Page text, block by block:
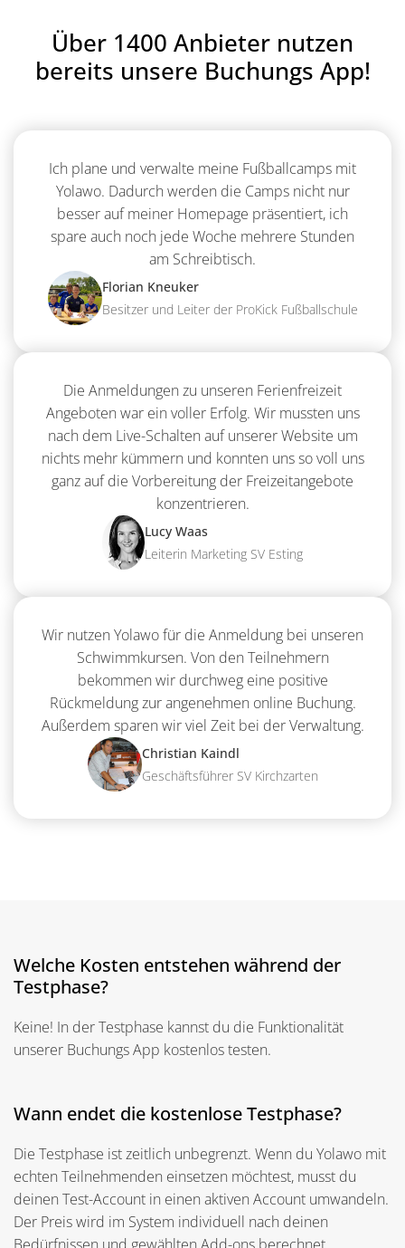
Über 1400 Anbieter nutzen
bereits unsere Buchungs App!
Ich plane und verwalte meine Fußballcamps mit
Yolawo. Dadurch werden die Camps nicht nur
besser auf meiner Homepage präsentiert, ich
spare auch noch jede Woche mehrere Stunden
am Schreibtisch.
Florian Kneuker
Besitzer und Leiter der ProKick Fußballschule
Die Anmeldungen zu unseren Ferienfreizeit
Angeboten war ein voller Erfolg. Wir mussten uns
nach dem Live-Schalten auf unserer Website um
nichts mehr kümmern und konnten uns so voll uns
ganz auf die Vorbereitung der Freizeitangebote
konzentrieren.
Lucy Waas
Leiterin Marketing SV Esting
Wir nutzen Yolawo für die Anmeldung bei unseren
Schwimmkursen. Von den Teilnehmern
bekommen wir durchweg eine positive
Rückmeldung zur angenehmen online Buchung.
Außerdem sparen wir viel Zeit bei der Verwaltung.
Christian Kaindl
Geschäftsführer SV Kirchzarten
Welche Kosten entstehen während der
Testphase?
Keine! In der Testphase kannst du die Funktionalität
unserer Buchungs App kostenlos testen.
Wann endet die kostenlose Testphase?
Die Testphase ist zeitlich unbegrenzt. Wenn du Yolawo mit
echten Teilnehmenden einsetzen möchtest, musst du
deinen Test-Account in einen aktiven Account umwandeln.
Der Preis wird im System individuell nach deinen